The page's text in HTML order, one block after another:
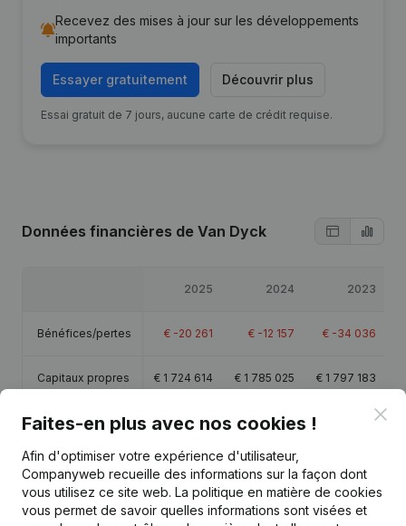
Recevez des mises à jour sur les développements
importants
Essayer gratuitement Découvrir plus
Essai gratuit de 7 jours, aucune carte de crédit requise.
Données financières de Van Dyck
2025 2024 2023
Bénéfices/pertes € -20 261 € -12 157 € -34 036
Capitaux propres € 1 724 614 € 1 785 025 € 1 797 183
Marge brute €112 613 €122 062 112 437
Faites-en plus avec nos cookies !
Afin d'optimiser votre expérience d'utilisateur,
Companyweb recueille des informations sur la façon dont
vous utilisez ce site web. La politique en matière de cookies
vous permet de savoir quelles informations sont visées et